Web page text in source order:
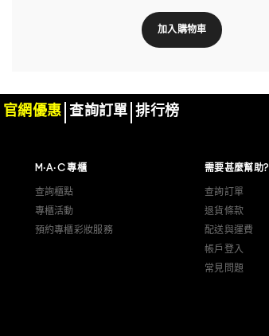
加入購物車
官網優惠 查詢訂單 排行榜
M·A·C 專櫃
查詢櫃點
專櫃活動
預約專櫃彩妝服務
需要甚麼幫助?
查詢訂單
退貨條款
配送與運費
帳戶登入
常見問題